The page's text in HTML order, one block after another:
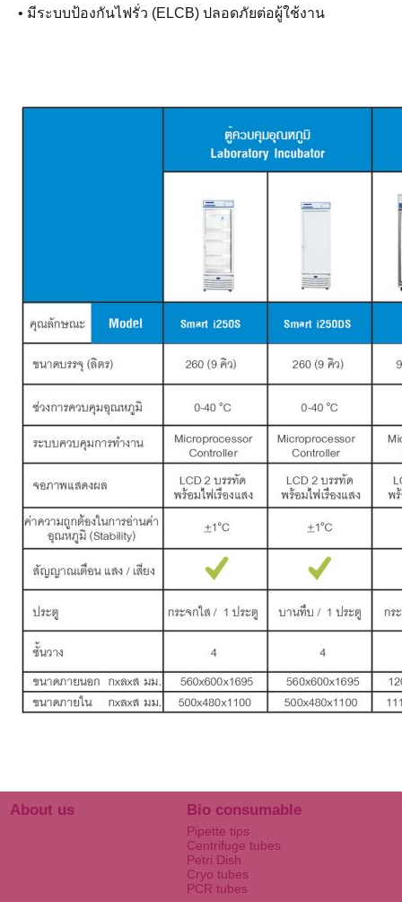
• มีระบบป้องกันไฟรั่ว (ELCB) ปลอดภัยต่อผู้ใช้งาน
About us Bio consumable
Pipette tips
Centrifuge tubes
Petri Dish
Cryo tubes
PCR tubes